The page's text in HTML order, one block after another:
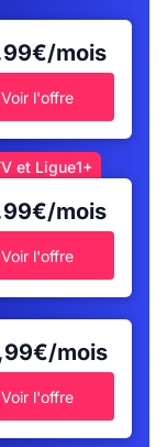
mois
Voir l'offre
et Ligue1+
mois
Voir l'offre
mois
Voir l'offre